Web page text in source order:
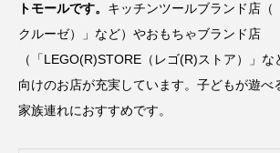
トモールです。 キッチンツールブランド店（
クルーゼ）」など）やおもちゃブランド店
（「LEGO(R)STORE（レゴ(R)ストア）」
向けのお店が充実しています。子どもが遊べ
家族連れにおすすめです。